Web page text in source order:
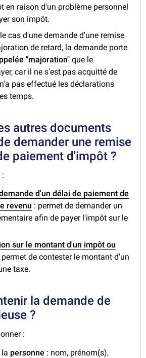
en raison d'un problème personnel
son impôt.
cas d'une demande d'une remise
de retard, la demande porte
"majoration" que le
car il ne s'est pas acquitté de
pas effectué les déclarations
temps.
autres documents
demander une remise
paiement d'impôt ?
d'un délai de paiement de
revenu : permet de demander un
afin de payer l'impôt sur le
sur le montant d'un impôt ou
permet de contester le montant d'un
taxe.
la demande de
?
:
la personne : nom, prénom(s),